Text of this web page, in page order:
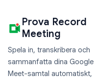
Prova Record
Meeting
Spela in, transkribera och
sammanfatta dina Google
Meet-samtal automatiskt,